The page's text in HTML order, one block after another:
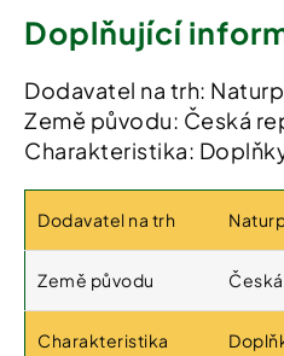
Doplňující
Dodavatel na trh:
Země původu: Česká
Charakteristika:
Dodavatel na trh
Země původu
Charakteristika